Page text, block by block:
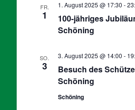
FR.
1
100-jähriges
Schöning
1. August 2025 @ 17:30 -
SO.
3
Besuch des
Schöning
3. August 2025 @ 14:00 -
Schöning